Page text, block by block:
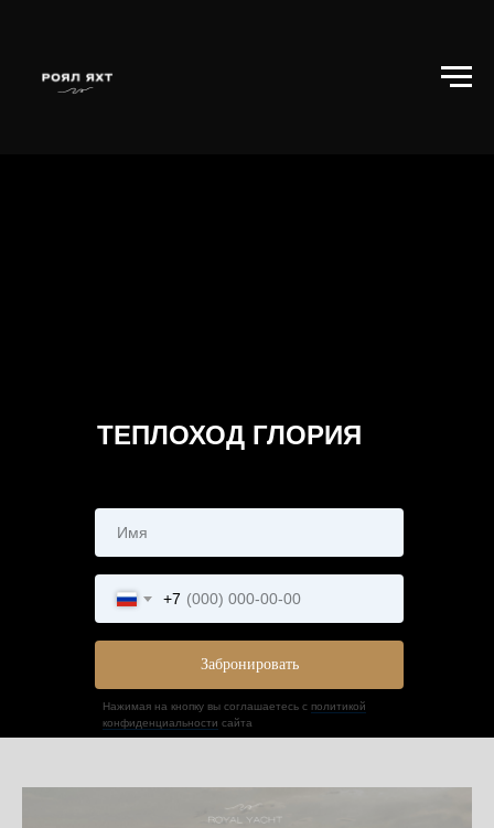
ТЕПЛОХОД ГЛОРИЯ
Нажимая на кнопку вы соглашаетесь с политикой
конфиденциальности сайта
+7
Забронировать